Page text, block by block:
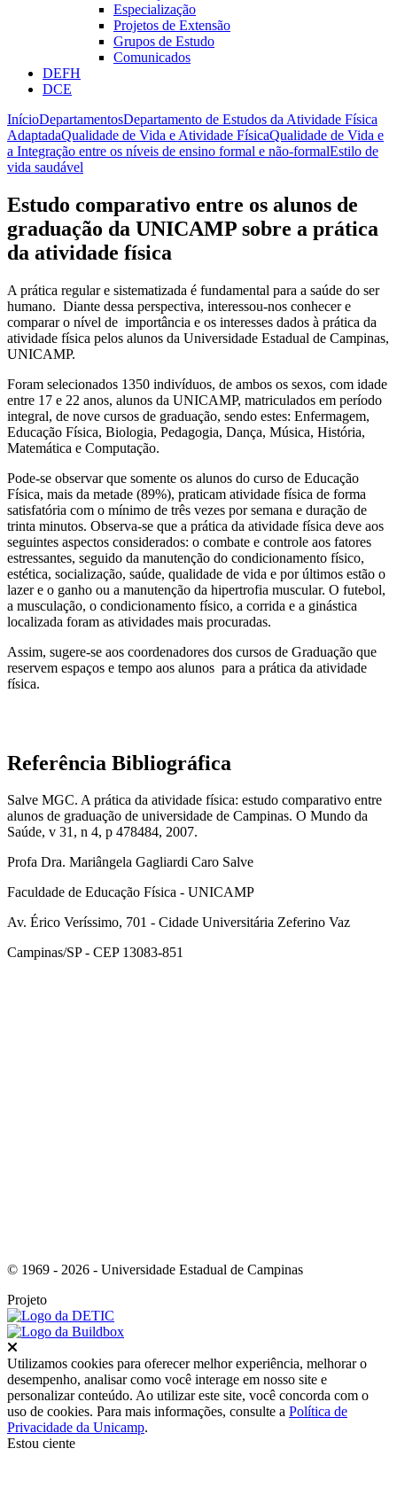
Especialização
Projetos de Extensão
Grupos de Estudo
Comunicados
DEFH
DCE
InícioDepartamentosDepartamento de Estudos da Atividade Física
AdaptadaQualidade de Vida e Atividade FísicaQualidade de Vida e
a Integração entre os níveis de ensino formal e não-formalEstilo de
vida saudável
Estudo comparativo entre os alunos de
graduação da UNICAMP sobre a prática
da atividade física
A prática regular e sistematizada é fundamental para a saúde do ser
humano. Diante dessa perspectiva, interessou-nos conhecer e
comparar o nível de importância e os interesses dados à prática da
atividade física pelos alunos da Universidade Estadual de Campinas,
UNICAMP.
Foram selecionados 1350 indivíduos, de ambos os sexos, com idade
entre 17 e 22 anos, alunos da UNICAMP, matriculados em período
integral, de nove cursos de graduação, sendo estes: Enfermagem,
Educação Física, Biologia, Pedagogia, Dança, Música, História,
Matemática e Computação.
Pode-se observar que somente os alunos do curso de Educação
Física, mais da metade (89%), praticam atividade física de forma
satisfatória com o mínimo de três vezes por semana e duração de
trinta minutos. Observa-se que a prática da atividade física deve aos
seguintes aspectos considerados: o combate e controle aos fatores
estressantes, seguido da manutenção do condicionamento físico,
estética, socialização, saúde, qualidade de vida e por últimos estão o
lazer e o ganho ou a manutenção da hipertrofia muscular. O futebol,
a musculação, o condicionamento físico, a corrida e a ginástica
localizada foram as atividades mais procuradas.
Assim, sugere-se aos coordenadores dos cursos de Graduação que
reservem espaços e tempo aos alunos para a prática da atividade
física.
Referência Bibliográfica
Salve MGC. A prática da atividade física: estudo comparativo entre
alunos de graduação de universidade de Campinas. O Mundo da
Saúde, v 31, n 4, p 478484, 2007.
Profa Dra. Mariângela Gagliardi Caro Salve
Faculdade de Educação Física - UNICAMP
Av. Érico Veríssimo, 701 - Cidade Universitária Zeferino Vaz
Campinas/SP - CEP 13083-851
© 1969 - 2026 - Universidade Estadual de Campinas
Projeto
Utilizamos cookies para oferecer melhor experiência, melhorar o
desempenho, analisar como você interage em nosso site e
personalizar conteúdo. Ao utilizar este site, você concorda com o
uso de cookies. Para mais informações, consulte a Política de
Privacidade da Unicamp.
Estou ciente